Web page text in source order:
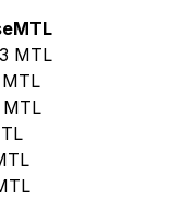
MTL
MTL
MTL
MTL